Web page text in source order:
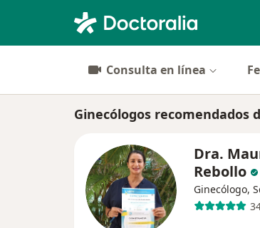
Consulta en línea
Ginecólogos recomendados
Dra.
Rebollo
Ginecólogo,